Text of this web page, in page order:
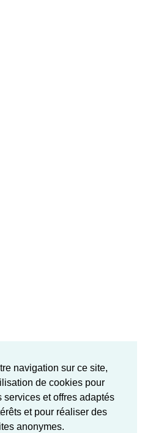
navigation sur ce site,
de cookies pour
services et offres adaptés
et pour réaliser des
anonymes.